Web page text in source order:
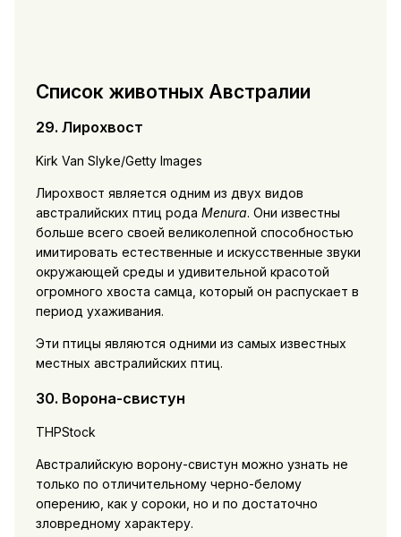
Список животных Австралии
29. Лирохвост
Kirk Van Slyke/Getty Images
Лирохвост является одним из двух видов
австралийских птиц рода Menura. Они известны
больше всего своей великолепной способностью
имитировать естественные и искусственные звуки
окружающей среды и удивительной красотой
огромного хвоста самца, который он распускает в
период ухаживания.
Эти птицы являются одними из самых известных
местных австралийских птиц.
30. Ворона-свистун
THPStock
Австралийскую ворону-свистун можно узнать не
только по отличительному черно-белому
оперению, как у сороки, но и по достаточно
зловредному характеру.